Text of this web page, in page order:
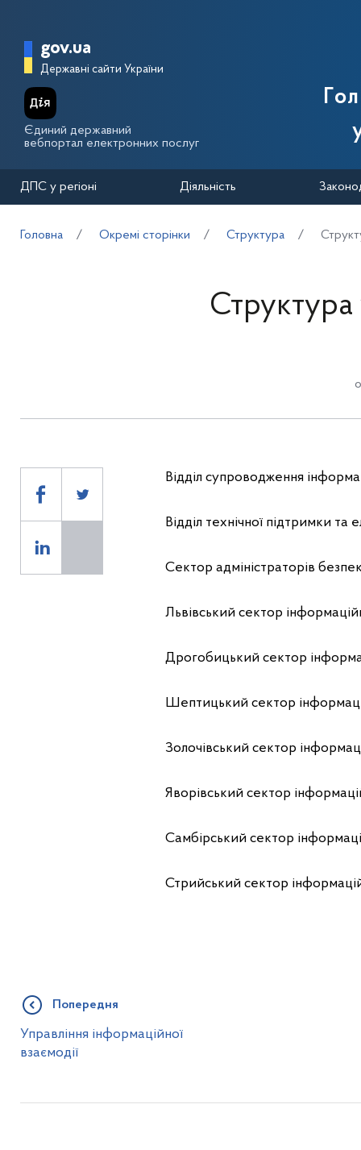
Головна сторінка Державної
gov.ua
Державні сайти України
Єдиний державний
вебпортал електронних послуг
ДПС у регіоні Діяльність
Головна Окремі сторінки Структура
Структура
Відділ супроводження
Відділ технічної підтримки
Сектор адміністраторів
Львівський сектор
Дрогобицький сектор
Шептицький сектор
Золочівський сектор
Яворівський сектор
Самбірський сектор
Стрийський сектор
Попередня
Управління інформаційної
взаємодії